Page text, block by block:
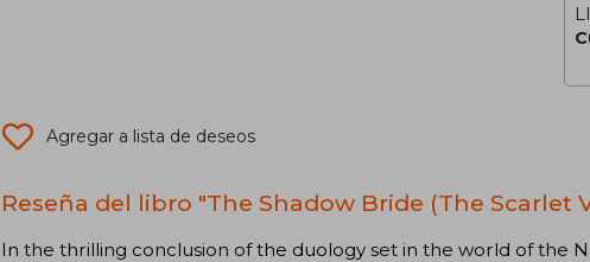
Agregar a lista de deseos
Reseña del libro "The Shadow Bride (The Scarlet
In the thrilling conclusion of the duology set in the world of the